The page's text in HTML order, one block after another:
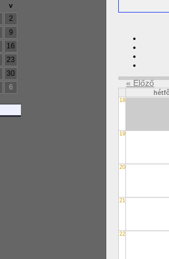
v
2
9
16
23
30
6 « Előző
18
19
20
21
22